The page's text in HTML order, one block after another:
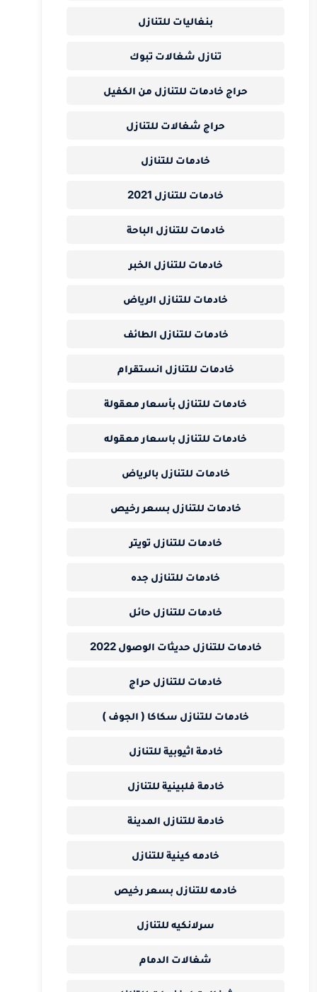
بنغاليات للتنازل
تنازل شغالات تبوك
حراج خادمات للتنازل من الكفيل
حراج شغالات للتنازل
خادمات للتنازل
خادمات للتنازل 2021
خادمات للتنازل الباحة
خادمات للتنازل الخبر
خادمات للتنازل الرياض
خادمات للتنازل الطائف
خادمات للتنازل انستقرام
خادمات للتنازل بأسعار معقولة
خادمات للتنازل باسعار معقوله
خادمات للتنازل بالرياض
خادمات للتنازل بسعر رخيص
خادمات للتنازل تويتر
خادمات للتنازل جده
خادمات للتنازل حائل
خادمات للتنازل حديثات الوصول 2022
خادمات للتنازل حراج
خادمات للتنازل سكاكا ( الجوف )
خادمة اثيوبية للتنازل
خادمة فلبينية للتنازل
خادمة للتنازل المدينة
خادمه كينية للتنازل
خادمه للتنازل بسعر رخيص
سرلانكيه للتنازل
شغالات الدمام